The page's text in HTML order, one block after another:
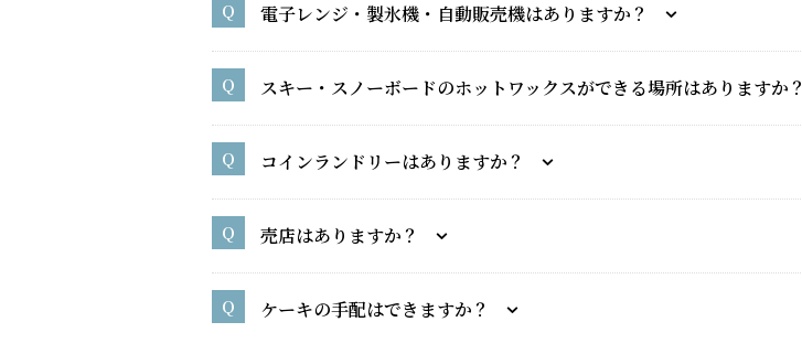
電子レンジ・製氷機・自動販売機はありますか？
スキー・スノーボードのホットワックスができる場所はありますか？
コインランドリーはありますか？
売店はありますか？
ケーキの手配はできますか？